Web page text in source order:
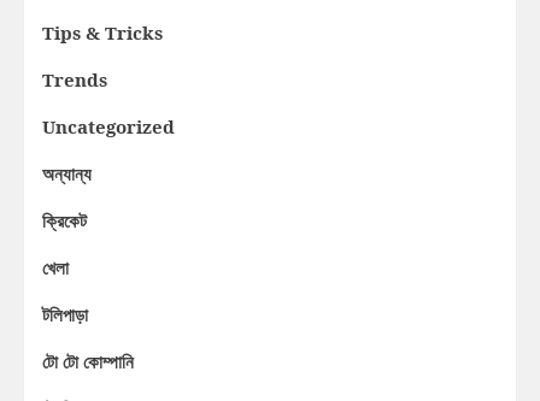
Tips & Tricks
Trends
Uncategorized
অন্যান্য
ক্রিকেট
খেলা
টলিপাড়া
টো টো কোম্পানি